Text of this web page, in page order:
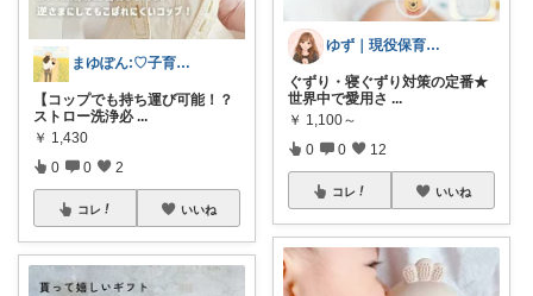
まゆぽん:♡子育てベビー用品♡
【コップでも持ち運び可能！？
ストロー洗浄必 ...
￥ 1,430
0 0 2
コレ いいね
ゆず｜現役保育士おすすめの育児グッズ🧸
ぐずり・寝ぐずり対策の定番★
世界中で愛用さ ...
￥ 1,100～
0 0 12
コレ いいね